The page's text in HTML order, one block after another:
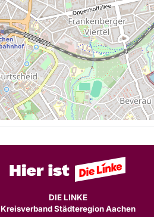
DIE LINKE
Kreisverband Städteregion Aachen